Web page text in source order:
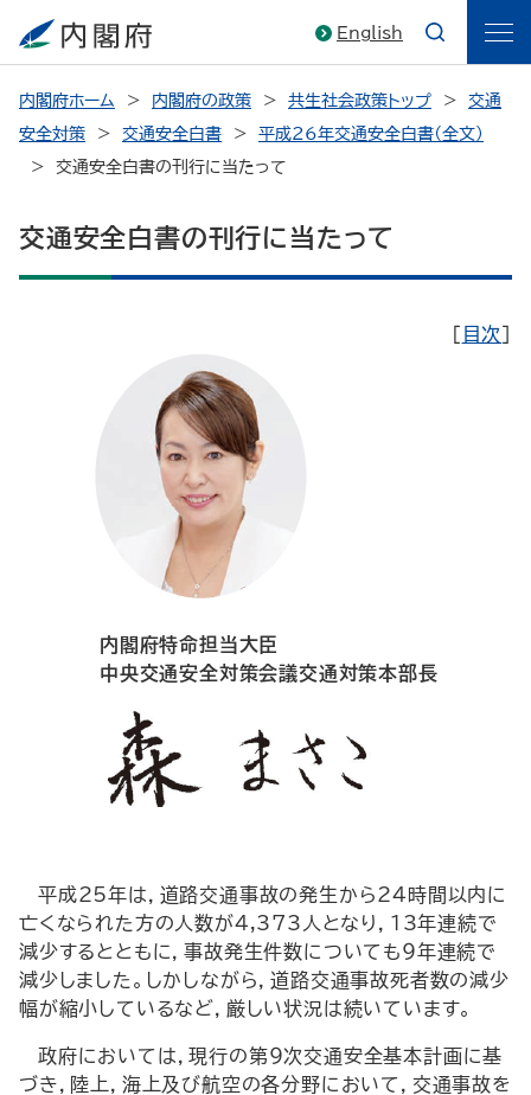
English
内閣府ホーム 内閣府の政策 共生社会政策トップ
交通
安全対策
交通安全白書
平成26年交通安全白書（全文）
交通安全白書の刊行に当たって
交通安全白書の刊行に当たって
目次
内閣府特命担当大臣
中央交通安全対策会議交通対策本部長
平成25年は，道路交通事故の発生から24時間以内に
亡くなられた方の人数が4,373人となり，13年連続で
減少するとともに，事故発生件数についても９年連続で
減少しました。しかしながら，道路交通事故死者数の減少
幅が縮小しているなど，厳しい状況は続いています。
政府においては，現行の第９次交通安全基本計画に基
づき，陸上，海上及び航空の各分野において，交通事故を